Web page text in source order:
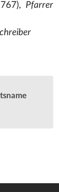
Pfarrer